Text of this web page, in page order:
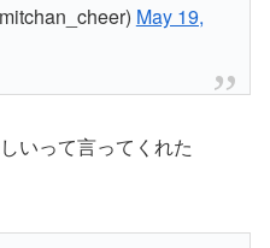
May 19,
いって言ってくれた